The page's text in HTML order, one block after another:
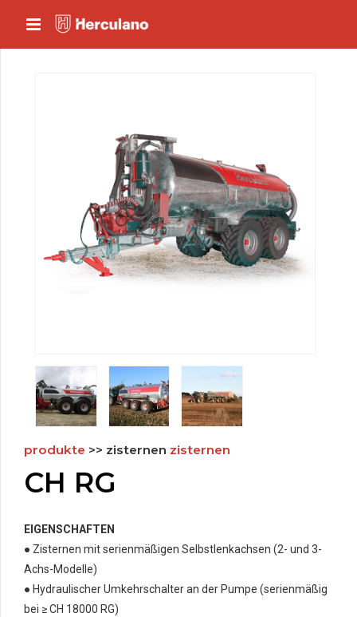
produkte >> zisternen zisternen
CH RG
EIGENSCHAFTEN
● Zisternen mit serienmäßigen Selbstlenkachsen (2- und 3-
Achs-Modelle)
● Hydraulischer Umkehrschalter an der Pumpe (serienmäßig
bei ≥ CH 18000 RG)